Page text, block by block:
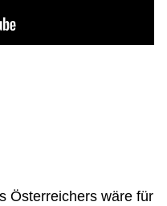
Österreichers wäre für